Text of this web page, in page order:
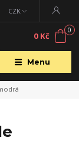
Menu
CZK
0
0 Kč